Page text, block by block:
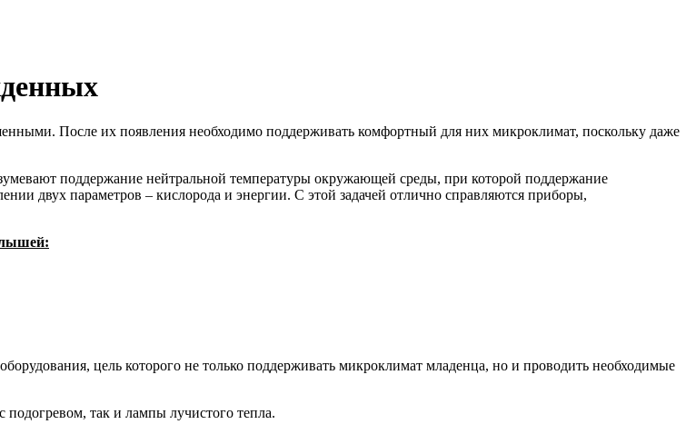
После их появления необходимо поддерживать комфортный для них микроклимат, поскольку даже
поддержание нейтральной температуры окружающей среды, при которой поддержание
двух параметров – кислорода и энергии. С этой задачей отлично справляются приборы,
цель которого не только поддерживать микроклимат младенца, но и проводить необходимые
так и лампы лучистого тепла.